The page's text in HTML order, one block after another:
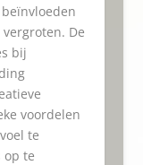
De
bij
voordelen
te
op te